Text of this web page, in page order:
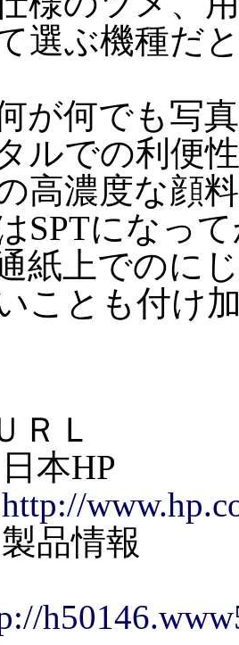
選ぶ機種だ
が何でも写
ルでの利便
高濃度な顔
SPTになっ
紙上でのに
ことも付け
ＲＬ
本HP
http://
品情報